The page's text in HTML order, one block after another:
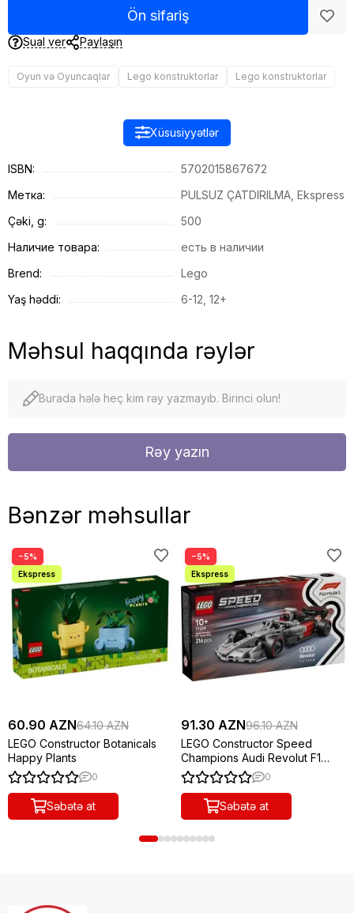
Ön sifariş
Sual ver Paylaşın
Oyun və Oyuncaqlar Lego konstruktorlar Lego konstruktorlar
Xüsusiyyətlər
ISBN:
5702015867672
Метка:
PULSUZ ÇATDIRILMA, Ekspress
Çəki, g:
500
Наличие товара:
есть в наличии
Brend:
Lego
Yaş həddi:
6-12, 12+
Məhsul haqqında rəylər
Burada hələ heç kim rəy yazmayıb. Birinci olun!
Rəy yazın
Bənzər məhsullar
−5%
60.90 AZN64.10 AZN
LEGO Constructor Botanicals
Happy Plants
0
Səbətə at
−5%
91.30 AZN96.10 AZN
LEGO Constructor Speed
Champions Audi Revolut F1
Team R26 Race Car
0
Səbətə at